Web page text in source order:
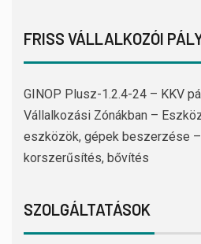
FRISS VÁLLALKOZÓI
GINOP Plusz-1.2.4-24 – KKV
Vállalkozási Zónákban –
eszközök, gépek beszerzése –
korszerűsítés, bővítés
SZOLGÁLTATÁSOK